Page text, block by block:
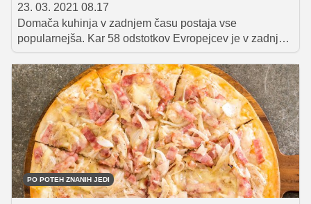
23. 03. 2021 08.17
Domača kuhinja v zadnjem času postaja vse
popularnejša. Kar 58 odstotkov Evropejcev je v zadnjem
letu izboljšalo svoje kuharske veščine, kaže pa se tudi
velik interes oziroma želja po bolj zdravem načinu
življenja. Gospodinjstva so znova vzpostavila vezi s
pomočjo kuhanja in obedovanja, med najbolj
priljubljenimi jedmi za izboljšanje razpoloženja pa še
vedno ostajajo družinske klasike, kot so pečenka,
mesne kroglice, palačinke in špageti.
PO POTEH ZNANIH JEDI